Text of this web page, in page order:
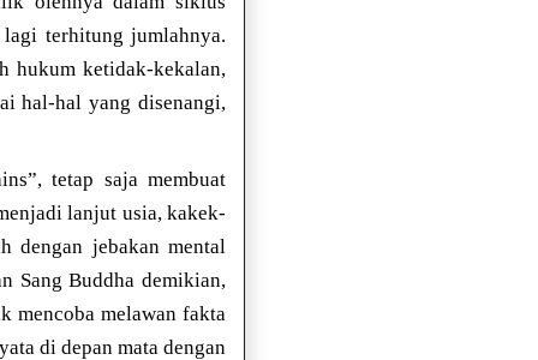
terhitung jumlahnya.
hukum ketidak-kekalan,
hal-hal yang disenangi,
tetap saja membuat
lanjut usia, kakek-
dengan jebakan mental
Sang Buddha demikian,
mencoba melawan fakta
di depan mata dengan